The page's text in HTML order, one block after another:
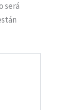
será